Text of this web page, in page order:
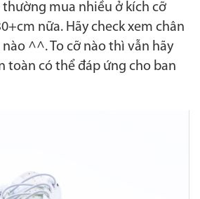
thường mua nhiều ở kích cỡ
nữa. Hãy check xem chân
^^. To cỡ nào thì vẫn hãy
toàn có thể đáp ứng cho ban